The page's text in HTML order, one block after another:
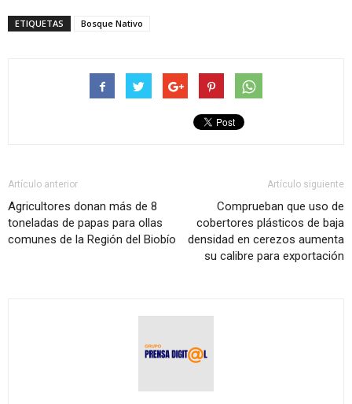
ETIQUETAS Bosque Nativo
Artículo anterior
Agricultores donan más de 8
toneladas de papas para ollas
comunes de la Región del Biobío
Artículo siguiente
Comprueban que uso de
cobertores plásticos de baja
densidad en cerezos aumenta
su calibre para exportación